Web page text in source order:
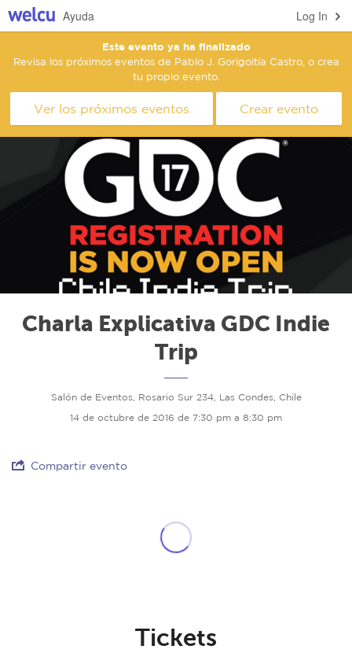
Log In
Ayuda
Este evento ya ha finalizado
Revisa los próximos eventos de Pablo J. Gorigoitía Castro, o crea
tu propio evento.
Ver los próximos eventos Crear evento
Charla Explicativa GDC Indie
Trip
Salón de Eventos, Rosario Sur 234, Las Condes, Chile
14 de octubre de 2016 de 7:30 pm a 8:30 pm
Compartir evento
Tickets